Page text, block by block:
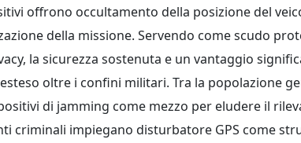
offrono occultamento della posizione del
della missione. Servendo come scudo
la sicurezza sostenuta e un vantaggio
oltre i confini militari. Tra la popolazione
di jamming come mezzo per eludere il
criminali impiegano disturbatore GPS come